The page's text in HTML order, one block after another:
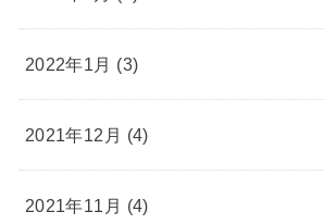
2022年1月 (3)
2021年12月 (4)
2021年11月 (4)